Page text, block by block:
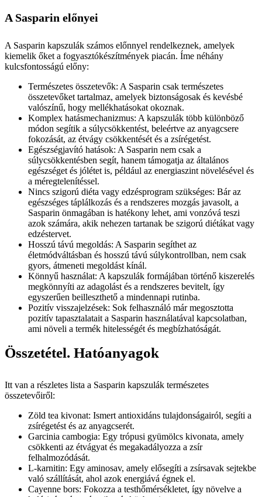
A Sasparin előnyei
A Sasparin kapszulák számos előnnyel rendelkeznek, amelyek
kiemelik őket a fogyasztókészítmények piacán. Íme néhány
kulcsfontosságú előny:
Természetes összetevők: A Sasparin csak természetes
összetevőket tartalmaz, amelyek biztonságosak és kevésbé
valószínű, hogy mellékhatásokat okoznak.
Komplex hatásmechanizmus: A kapszulák több különböző
módon segítik a súlycsökkentést, beleértve az anyagcsere
fokozását, az étvágy csökkentését és a zsírégetést.
Egészségjavító hatások: A Sasparin nem csak a
súlycsökkentésben segít, hanem támogatja az általános
egészséget és jólétet is, például az energiaszint növelésével és
a méregtelenítéssel.
Nincs szigorú diéta vagy edzésprogram szükséges: Bár az
egészséges táplálkozás és a rendszeres mozgás javasolt, a
Sasparin önmagában is hatékony lehet, ami vonzóvá teszi
azok számára, akik nehezen tartanak be szigorú diétákat vagy
edzéstervet.
Hosszú távú megoldás: A Sasparin segíthet az
életmódváltásban és hosszú távú súlykontrollban, nem csak
gyors, átmeneti megoldást kínál.
Könnyű használat: A kapszulák formájában történő kiszerelés
megkönnyíti az adagolást és a rendszeres bevitelt, így
egyszerűen beilleszthető a mindennapi rutinba.
Pozitív visszajelzések: Sok felhasználó már megosztotta
pozitív tapasztalatait a Sasparin használatával kapcsolatban,
ami növeli a termék hitelességét és megbízhatóságát.
Összetétel. Hatóanyagok
Itt van a részletes lista a Sasparin kapszulák természetes
összetevőiről:
Zöld tea kivonat: Ismert antioxidáns tulajdonságairól, segíti a
zsírégetést és az anyagcserét.
Garcinia cambogia: Egy trópusi gyümölcs kivonata, amely
csökkenti az étvágyat és megakadályozza a zsír
felhalmozódását.
L-karnitin: Egy aminosav, amely elősegíti a zsírsavak sejtekbe
való szállítását, ahol azok energiává égnek el.
Cayenne bors: Fokozza a testhőmérsékletet, így növelve a